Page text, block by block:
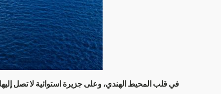
في قلب المحيط الهندي، وعلى جزيرة استوائية لا تصل